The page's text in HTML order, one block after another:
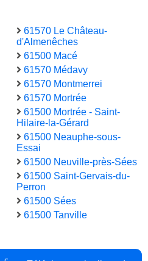
61570 Le Château-
d'Almenêches
61500 Macé
61570 Médavy
61570 Montmerrei
61570 Mortrée
61500 Mortrée - Saint-
Hilaire-la-Gérard
61500 Neauphe-sous-
Essai
61500 Neuville-près-Sées
61500 Saint-Gervais-du-
Perron
61500 Sées
61500 Tanville